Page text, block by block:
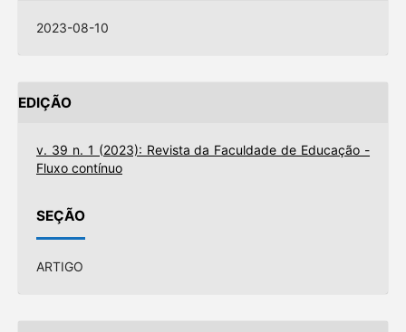
2023-08-10
EDIÇÃO
v. 39 n. 1 (2023): Revista da Faculdade de Educação -
Fluxo contínuo
SEÇÃO
ARTIGO